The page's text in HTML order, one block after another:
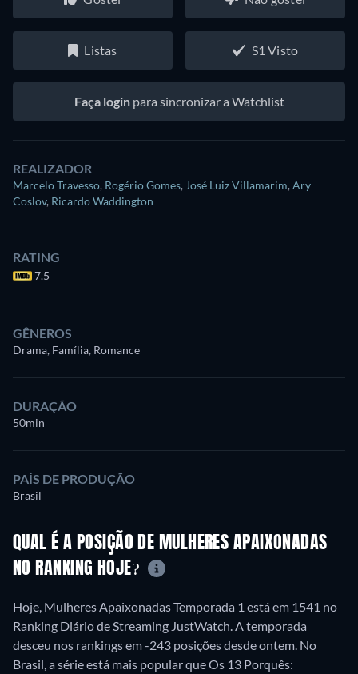
Listas S1 Visto
Faça loginpara sincronizar a Watchlist
REALIZADOR
Marcelo Travesso, Rogério Gomes, José Luiz Villamarim,Ary
Coslov, Ricardo Waddington
RATING
7.5
GÊNEROS
Drama, Família, Romance
DURAÇÃO
50min
PAÍS DE PRODUÇÃO
Brasil
QUAL É A POSIÇÃO DE MULHERES APAIXONADAS
NO RANKING HOJE?
Hoje, Mulheres Apaixonadas Temporada 1 está em 1541 no
Ranking Diário de Streaming JustWatch. A temporada
desceu nos rankings em -243 posições desde ontem. No
Brasil, a série está mais popular que Os 13 Porquês: